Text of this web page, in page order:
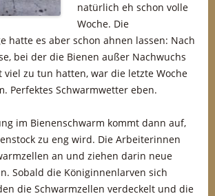
natürlich eh schon volle
Woche. Die
hatte es aber schon ahnen lassen: Nach
bei der die Bienen außer Nachwuchs
zu tun hatten, war die letzte Woche
Perfektes Schwarmwetter eben.
im Bienenschwarm kommt dann auf,
zu eng wird. Die Arbeiterinnen
an und ziehen darin neue
Sobald die Königinnenlarven sich
die Schwarmzellen verdeckelt und die